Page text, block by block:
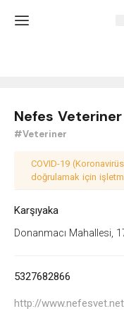
'
Nefes
#Veteriner
COVID-19
doğrulamak için
Karşıyaka
Donanmacı Mahallesi,
5327682866
http://www.nefesvet.net